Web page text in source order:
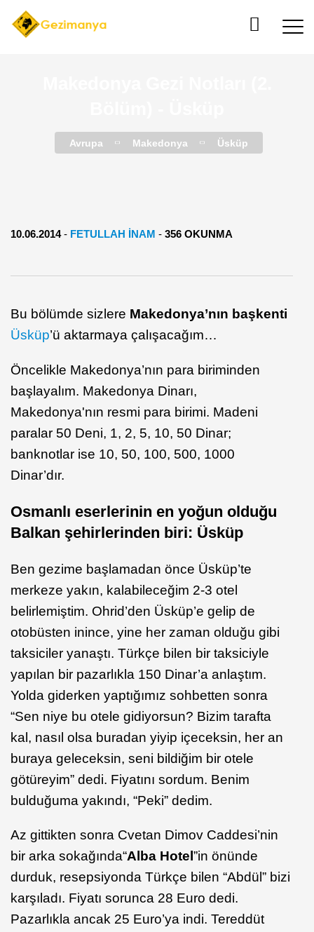
Avrupa Makedonya Üsküp
10.06.2014- FETULLAH İNAM - 356 OKUNMA
Bu bölümde sizlere Makedonya’nın başkenti
Üsküp’ü aktarmaya çalışacağım…
Öncelikle Makedonya’nın para biriminden
başlayalım. Makedonya Dinarı,
Makedonya'nın resmi para birimi. Madeni
paralar 50 Deni, 1, 2, 5, 10, 50 Dinar;
banknotlar ise 10, 50, 100, 500, 1000
Dinar’dır.
Osmanlı eserlerinin en yoğun olduğu
Balkan şehirlerinden biri: Üsküp
Ben gezime başlamadan önce Üsküp’te
merkeze yakın, kalabileceğim 2-3 otel
belirlemiştim. Ohrid’den Üsküp’e gelip de
otobüsten inince, yine her zaman olduğu gibi
taksiciler yanaştı. Türkçe bilen bir taksiciyle
yapılan bir pazarlıkla 150 Dinar’a anlaştım.
Yolda giderken yaptığımız sohbetten sonra
“Sen niye bu otele gidiyorsun? Bizim tarafta
kal, nasıl olsa buradan yiyip içeceksin, her an
buraya geleceksin, seni bildiğim bir otele
götüreyim” dedi. Fiyatını sordum. Benim
bulduğuma yakındı, “Peki” dedim.
Az gittikten sonra Cvetan Dimov Caddesi’nin
bir arka sokağında“Alba Hotel ”in önünde
durduk, resepsiyonda Türkçe bilen “Abdül” bizi
karşıladı. Fiyatı sorunca 28 Euro dedi.
Pazarlıkla ancak 25 Euro’ya indi. Tereddüt